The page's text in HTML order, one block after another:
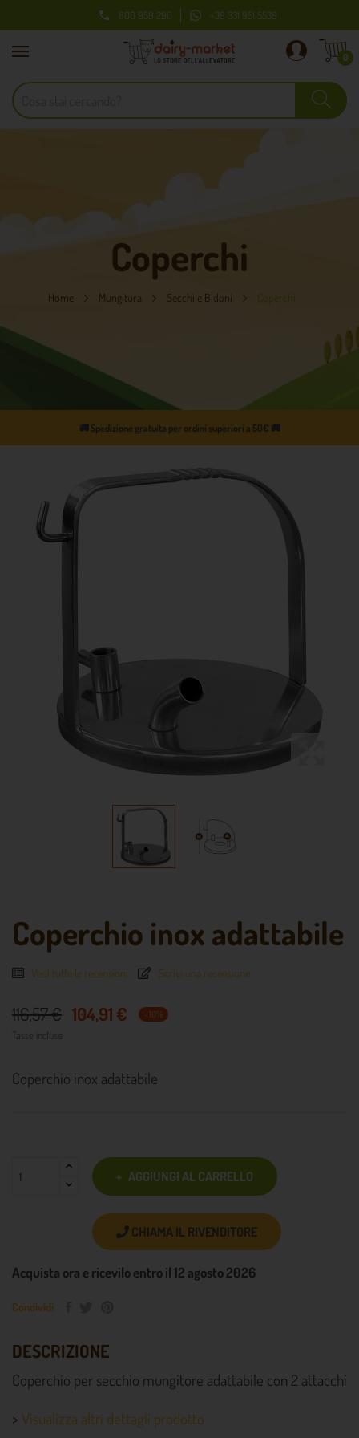
 800 959 290 +39 331 951 5539
0
Coperchi
Home Mungitura Secchi e Bidoni
🚚 Spedizione gratuita per ordini superiori a 50€ 🚚
Coperchio inox adattabile
Vedi tutte le recensioni Scrivi una recensione
116,57 € 104,91 € - 10%
Tasse incluse
Coperchio inox adattabile
AGGIUNGI AL CARRELLO
CHIAMA IL RIVENDITORE
Acquista ora e ricevilo entro il 12 agosto 2026
Condividi
DESCRIZIONE
Coperchio per secchio mungitore adattabile con 2 attacchi
> Visualizza altri dettagli prodotto